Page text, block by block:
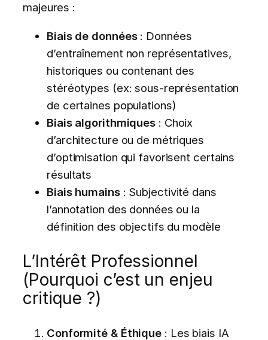
majeures :
Biais de données: Données
d’entraînement non représentatives,
historiques ou contenant des
stéréotypes (ex: sous-représentation
de certaines populations)
Biais algorithmiques : Choix
d’architecture ou de métriques
d’optimisation qui favorisent certains
résultats
Biais humains: Subjectivité dans
l’annotation des données ou la
définition des objectifs du modèle
L’Intérêt Professionnel
(Pourquoi c’est un enjeu
critique ?)
Conformité & Éthique : Les biais IA